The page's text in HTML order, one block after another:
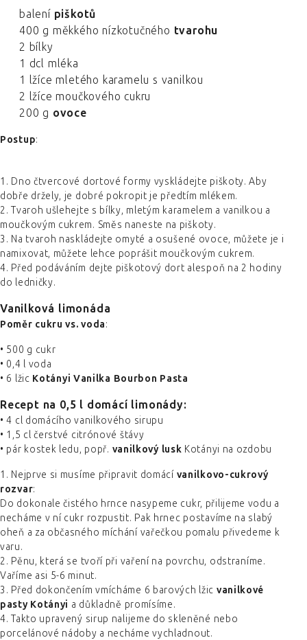
balení piškotů
400 g měkkého nízkotučného tvarohu
2 bílky
1 dcl mléka
1 lžíce mletého karamelu s vanilkou
2 lžíce moučkového cukru
200 g ovoce
Postup:
1. Dno čtvercové dortové formy vyskládejte piškoty. Aby
dobře držely, je dobré pokropit je předtím mlékem.
2. Tvaroh ušlehejte s bílky, mletým karamelem a vanilkou a
moučkovým cukrem. Směs naneste na piškoty.
3. Na tvaroh naskládejte omyté a osušené ovoce, můžete je i
namixovat, můžete lehce poprášit moučkovým cukrem.
4. Před podáváním dejte piškotový dort alespoň na 2 hodiny
do ledničky.
Vanilková limonáda
Poměr cukru vs. voda:
• 500 g cukr
• 0,4 l voda
• 6 lžic Kotányi Vanilka Bourbon Pasta
Recept na 0,5 l domácí limonády:
• 4 cl domácího vanilkového sirupu
• 1,5 cl čerstvé citrónové štávy
• pár kostek ledu, popř. vanilkový lusk Kotányi na ozdobu
1. Nejprve si musíme připravit domácí vanilkovo-cukrový
rozvar:
Do dokonale čistého hrnce nasypeme cukr, přilijeme vodu a
necháme v ní cukr rozpustit. Pak hrnec postavíme na slabý
oheň a za občasného míchání vařečkou pomalu přivedeme k
varu.
2. Pěnu, která se tvoří při vaření na povrchu, odstraníme.
Vaříme asi 5-6 minut.
3. Před dokončením vmícháme 6 barových lžic vanilkové
pasty Kotányi a důkladně promísíme.
4. Takto upravený sirup nalijeme do skleněné nebo
porcelánové nádoby a necháme vychladnout.